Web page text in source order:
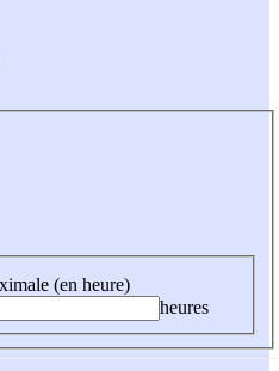
(en heure)
heures